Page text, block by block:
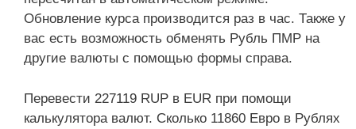
Обновление курса производится раз в час. Также у
вас есть возможность обменять Рубль ПМР на
другие валюты с помощью формы справа.
Перевести 227119 RUP в EUR при помощи
калькулятора валют. Сколько 11860 Евро в Рублях